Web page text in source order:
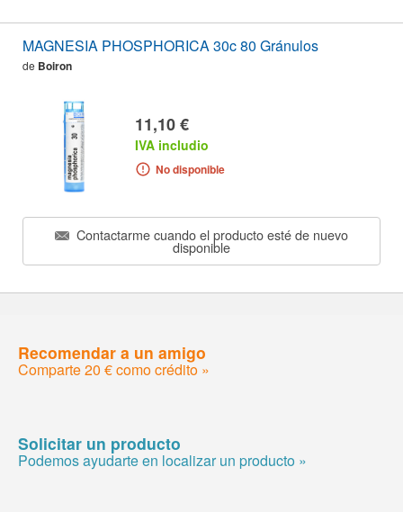
MAGNESIA PHOSPHORICA 30c 80 Gránulos
de Boiron
11,10 €
IVA includio
No disponible
Contactarme cuando el producto esté de nuevo
disponible
Recomendar a un amigo
Comparte 20 € como crédito »
Solicitar un producto
Podemos ayudarte en localizar un producto »